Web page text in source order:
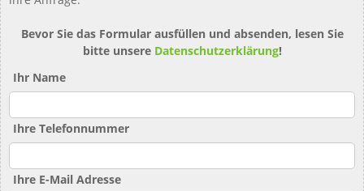
Bevor Sie das Formular ausfüllen und absenden, lesen Sie
bitte unsere Datenschutzerklärung!
Ihr Name
Ihre Telefonnummer
Ihre E-Mail Adresse